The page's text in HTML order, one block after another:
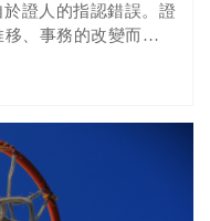
證人的指認錯誤。證
、事務的改變而有所